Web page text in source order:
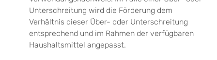
Unterschreitung wird die Förderung dem
Verhältnis dieser Über- oder Unterschreitung
entsprechend und im Rahmen der verfügbaren
Haushaltsmittel angepasst.